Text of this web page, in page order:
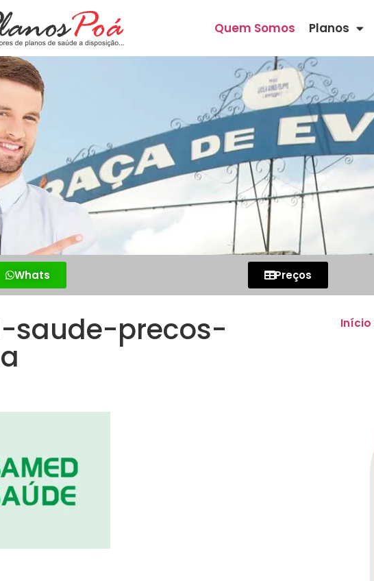
Quem Somos Planos
Whats Preços
saude-precos- Início